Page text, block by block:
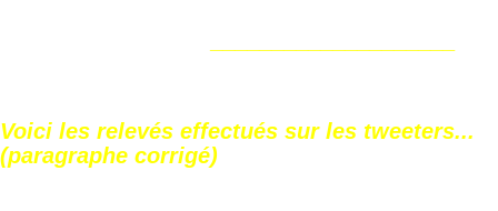
Voici les relevés effectués sur les tweeters...
(paragraphe corrigé)